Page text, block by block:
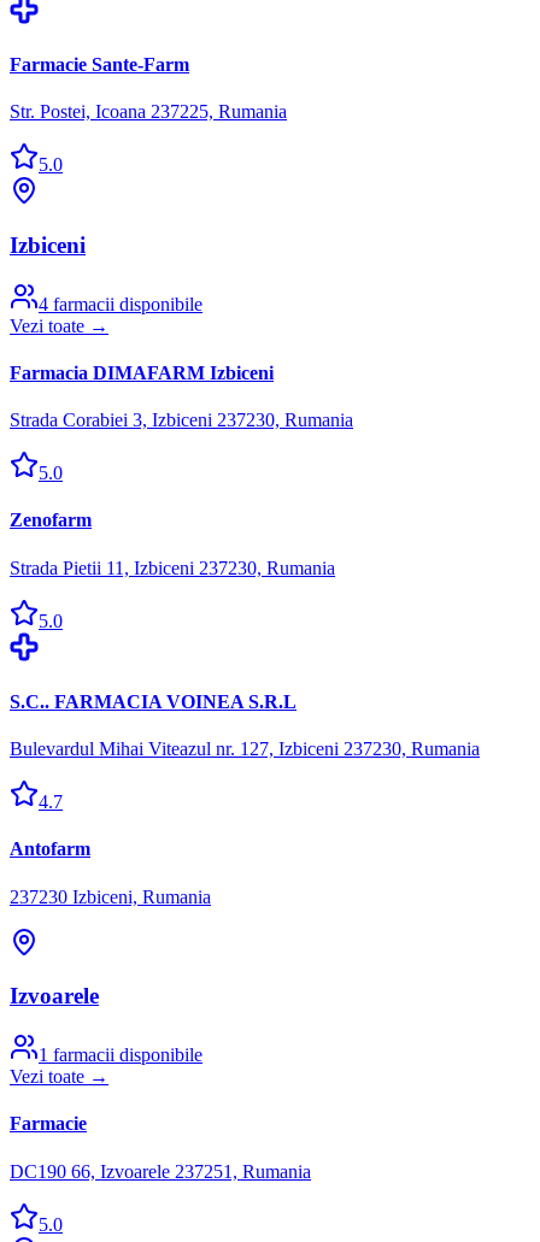
Farmacie Sante-Farm
Str. Postei, Icoana 237225, Rumania
5.0
Izbiceni
4 farmacii disponibile
Vezi toate →
Farmacia DIMAFARM Izbiceni
Strada Corabiei 3, Izbiceni 237230, Rumania
5.0
Zenofarm
Strada Pietii 11, Izbiceni 237230, Rumania
5.0
S.C.. FARMACIA VOINEA S.R.L
Bulevardul Mihai Viteazul nr. 127, Izbiceni 237230, Rumania
4.7
Antofarm
237230 Izbiceni, Rumania
Izvoarele
1 farmacii disponibile
Vezi toate →
Farmacie
DC190 66, Izvoarele 237251, Rumania
5.0